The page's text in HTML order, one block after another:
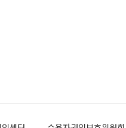
구한 적이 없기 때문이다. 지